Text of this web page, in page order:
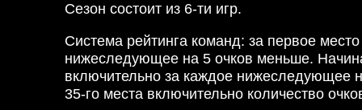
Сезон состоит из 6-ти игр.
Система рейтинга команд: за первое
нижеследующее на 5 очков меньше.
включительно за каждое нижеследующее
35-го места включительно количество